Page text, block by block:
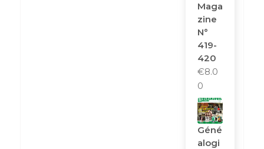
Maga
Zine
N°
419-
420
€8.0
0
Géné
Alogi